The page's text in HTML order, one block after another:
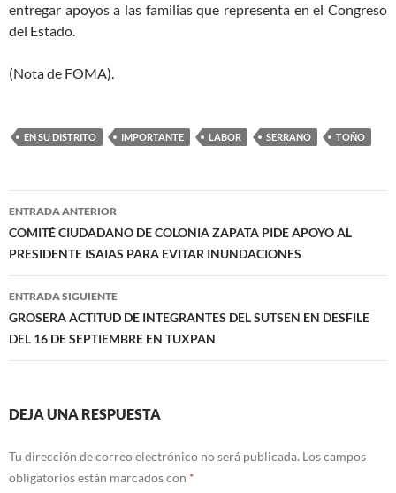
entregar apoyos a las familias que representa en el Congreso
del Estado.
(Nota de FOMA).
EN SU DISTRITO IMPORTANTE LABOR SERRANO TOÑO
Navegación
de
entradas
ENTRADA ANTERIOR
COMITÉ CIUDADANO DE COLONIA ZAPATA PIDE APOYO AL
PRESIDENTE ISAIAS PARA EVITAR INUNDACIONES
ENTRADA SIGUIENTE
GROSERA ACTITUD DE INTEGRANTES DEL SUTSEN EN DESFILE
DEL 16 DE SEPTIEMBRE EN TUXPAN
DEJA UNA RESPUESTA
Tu dirección de correo electrónico no será publicada. Los campos
obligatorios están marcados con *